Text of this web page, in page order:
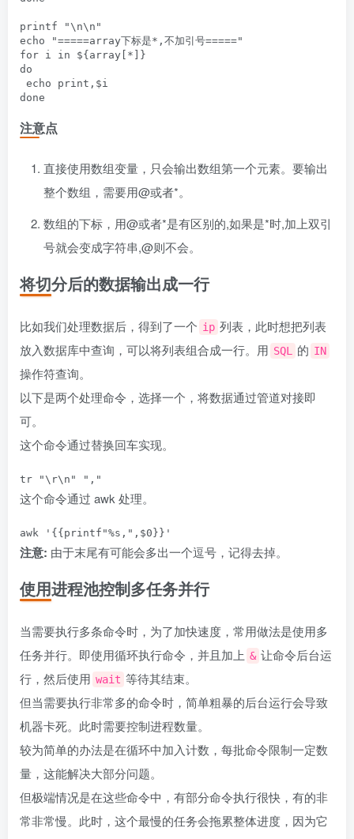
printf "\n\n"
echo "=====array下标是*,不加引号====="
for i in ${array[*]}
do
注意点
直接使用数组变量，只会输出数组第一个元素。要输出
整个数组，需要用@或者*。
数组的下标，用@或者*是有区别的,如果是*时,加上双引
号就会变成字符串,@则不会。
将切分后的数据输出成一行
比如我们处理数据后，得到了一个 ip 列表，此时想把列表
放入数据库中查询，可以将列表组合成一行。用 SQL 的 IN
操作符查询。
以下是两个处理命令，选择一个，将数据通过管道对接即
可。
这个命令通过替换回车实现。
这个命令通过 awk 处理。
注意: 由于末尾有可能会多出一个逗号，记得去掉。
使用进程池控制多任务并行
当需要执行多条命令时，为了加快速度，常用做法是使用多
任务并行。即使用循环执行命令，并且加上 & 让命令后台运
行，然后使用 wait 等待其结束。
但当需要执行非常多的命令时，简单粗暴的后台运行会导致
机器卡死。此时需要控制进程数量。
较为简单的办法是在循环中加入计数，每批命令限制一定数
量，这能解决大部分问题。
但极端情况是在这些命令中，有部分命令执行很快，有的非
常非常慢。此时，这个最慢的任务会拖累整体进度，因为它